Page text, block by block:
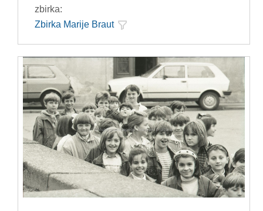
zbirka:
Zbirka Marije Braut